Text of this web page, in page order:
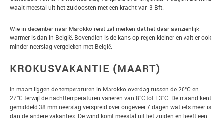
waait meestal uit het zuidoosten met een kracht van 3 Bft.
Wie in december naar Marokko reist zal merken dat het daar aanzienlijk
warmer is dan in België. Bovendien is de kans op regen kleiner en valt er ook
minder neerslag vergeleken met België.
KROKUSVAKANTIE (MAART)
In maart liggen de temperaturen in Marokko overdag tussen de 20°C en
27°C terwijl de nachttemperaturen variëren van 8°C tot 13°C. De maand kent
gemiddeld 38 mm neerslag verspreid over ongeveer 7 dagen wat iets meer is
dan de andere vakanties. De wind komt meestal uit het zuiden en heeft een